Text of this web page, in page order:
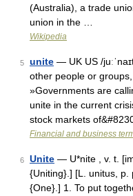
(Australia), a trade
union in the …
Wikipedia
5 unite — UK US /
other people or
»Governments are
unite in the current
stock markets
Financial and business
6 Unite — U*nite , v. t.
{Uniting}.] [L. unitus,
{One}.] 1. To put